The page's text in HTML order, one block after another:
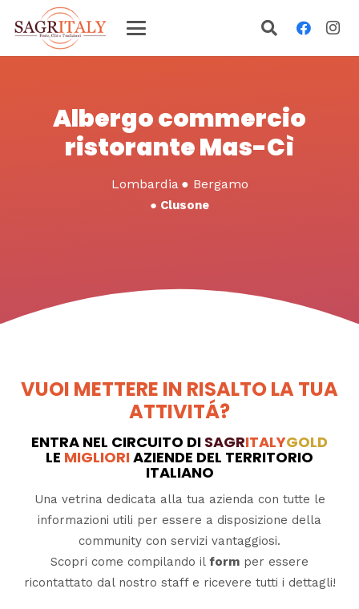
Albergo commercio
ristorante Mas-Cì
Lombardia ● Bergamo
● Clusone
VUOI METTERE IN RISALTO LA TUA
ATTIVITÁ?
ENTRA NEL CIRCUITO DI SAGRITALYGOLD
LE MIGLIORIAZIENDE DEL TERRITORIO
ITALIANO
Una vetrina dedicata alla tua azienda con tutte le
informazioni utili per essere a disposizione della
community con servizi vantaggiosi.
Scopri come compilando il form per essere
ricontattato dal nostro staff e ricevere tutti i dettagli!